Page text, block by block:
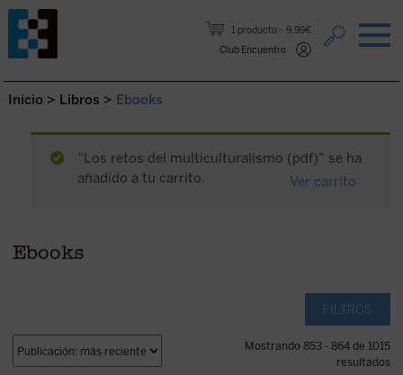
1 producto
9,99€
Club Encuentro
Saltar al contenido.
Inicio > Libros > Ebooks
“Los retos del multiculturalismo (pdf)” se ha
añadido a tu carrito.
Ver carrito
Ebooks
FILTROS
Mostrando 853 - 864 de 1015
resultados